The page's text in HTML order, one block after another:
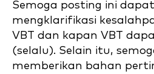
Semoga posting ini
mengklarifikasi
VBT dan kapan VBT
(selalu). Selain itu,
memberikan bahan